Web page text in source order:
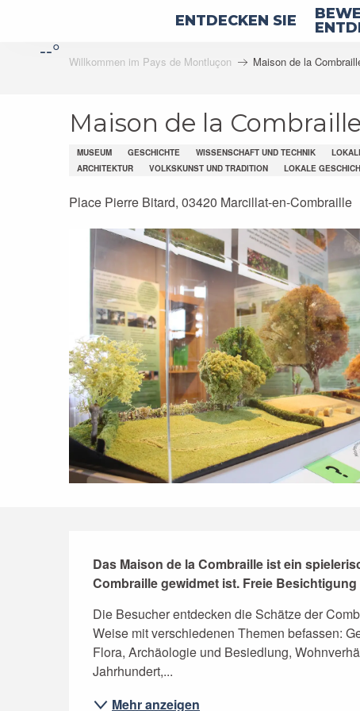
contenu--°
ENTDECKEN SIE
Willkommen im Pays de Montluçon Maison de la
Maison de la Combraille
MUSEUM GESCHICHTE WISSENSCHAFT UND TECHNIK
ARCHITEKTUR
VOLKSKUNST UND TRADITION LOKALE
Place Pierre Bitard, 03420 Marcillat-en-Combraille
Beschreibung
Das Maison de la Combraille ist ein
Combraille gewidmet ist. Freie
Die Besucher entdecken die Schätze der
Weise mit verschiedenen Themen befassen:
Flora, Archäologie und Besiedlung,
Jahrhundert,...
Mehr anzeigen